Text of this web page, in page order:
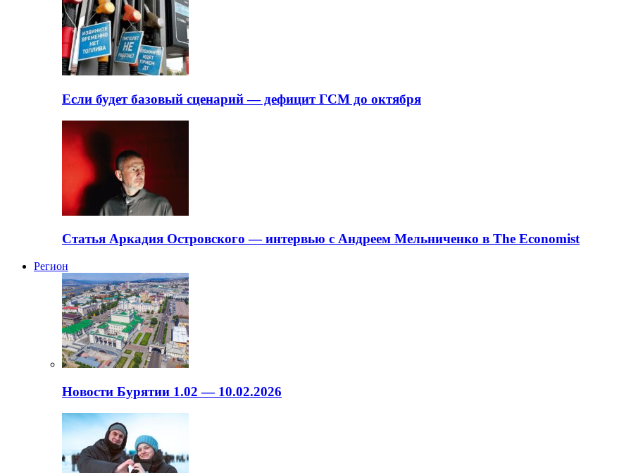
Если будет базовый сценарий — дефицит ГСМ до октября
Статья Аркадия Островского — интервью с Андреем Мельниченко в The Economist
Регион
Новости Бурятии 1.02 — 10.02.2026